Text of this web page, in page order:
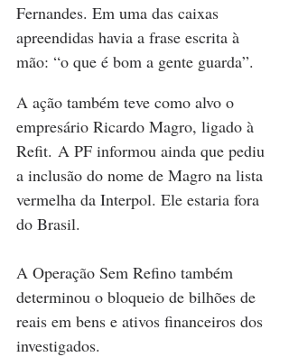
Fernandes. Em uma das caixas
apreendidas havia a frase escrita à
mão: “o que é bom a gente guarda”.
A ação também teve como alvo o
empresário Ricardo Magro, ligado à
Refit. A PF informou ainda que pediu
a inclusão do nome de Magro na lista
vermelha da Interpol. Ele estaria fora
do Brasil.
A Operação Sem Refino também
determinou o bloqueio de bilhões de
reais em bens e ativos financeiros dos
investigados.